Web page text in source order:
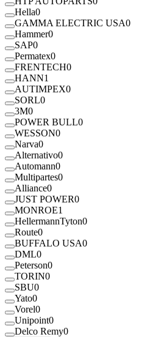
Hella0
GAMMA ELECTRIC USA0
Hammer0
SAP0
Permatex0
FRENTECH0
HANN1
AUTIMPEX0
SORL0
3M0
POWER BULL0
WESSON0
Narva0
Alternativo0
Automann0
Multipartes0
Alliance0
JUST POWER0
MONROE1
HellermannTyton0
Route0
BUFFALO USA0
DML0
Peterson0
TORIN0
SBU0
Yato0
Vorel0
Unipoint0
Delco Remy0